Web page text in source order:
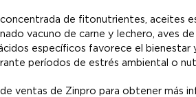
de fitonutrientes, aceites
vacuno de carne y lechero, aves
específicos favorece el bienestar
períodos de estrés ambiental o
ventas de Zinpro para obtener más